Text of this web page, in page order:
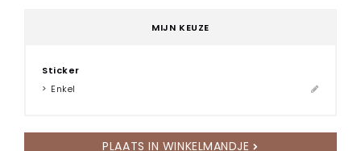
MIJN KEUZE
Sticker
Enkel
PLAATS IN WINKELMANDJE